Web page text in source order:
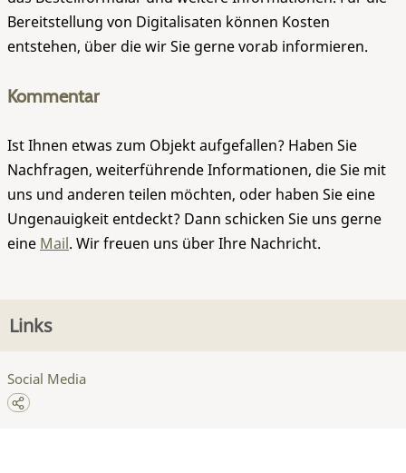
Bereitstellung von Digitalisaten können Kosten
entstehen, über die wir Sie gerne vorab informieren.
Kommentar
Ist Ihnen etwas zum Objekt aufgefallen? Haben Sie
Nachfragen, weiterführende Informationen, die Sie mit
uns und anderen teilen möchten, oder haben Sie eine
Ungenauigkeit entdeckt? Dann schicken Sie uns gerne
eine Mail. Wir freuen uns über Ihre Nachricht.
Links
Social Media